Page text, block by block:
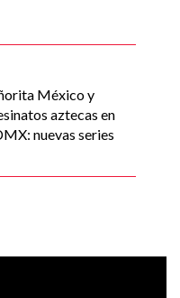
México y
aztecas en
nuevas series